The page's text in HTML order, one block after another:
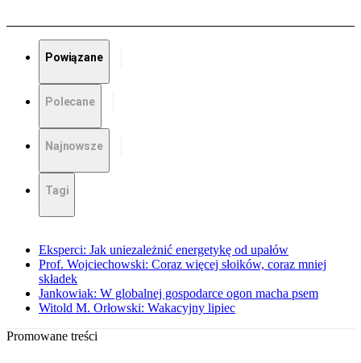
Powiązane
Polecane
Najnowsze
Tagi
Eksperci: Jak uniezależnić energetykę od upałów
Prof. Wojciechowski: Coraz więcej słoików, coraz mniej
składek
Jankowiak: W globalnej gospodarce ogon macha psem
Witold M. Orłowski: Wakacyjny lipiec
Promowane treści